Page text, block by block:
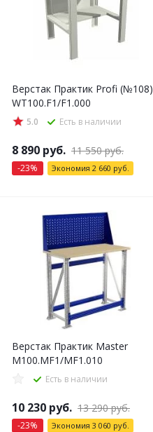
Верстак Практик Profi (№108)
WT100.F1/F1.000
5.0 Есть в наличии
8 890 руб. 11 550руб.
-23% Экономия 2 660 руб.
Верстак Практик Master
M100.MF1/MF1.010
Есть в наличии
10 230 руб. 13 290руб.
-23% Экономия 3 060 руб.